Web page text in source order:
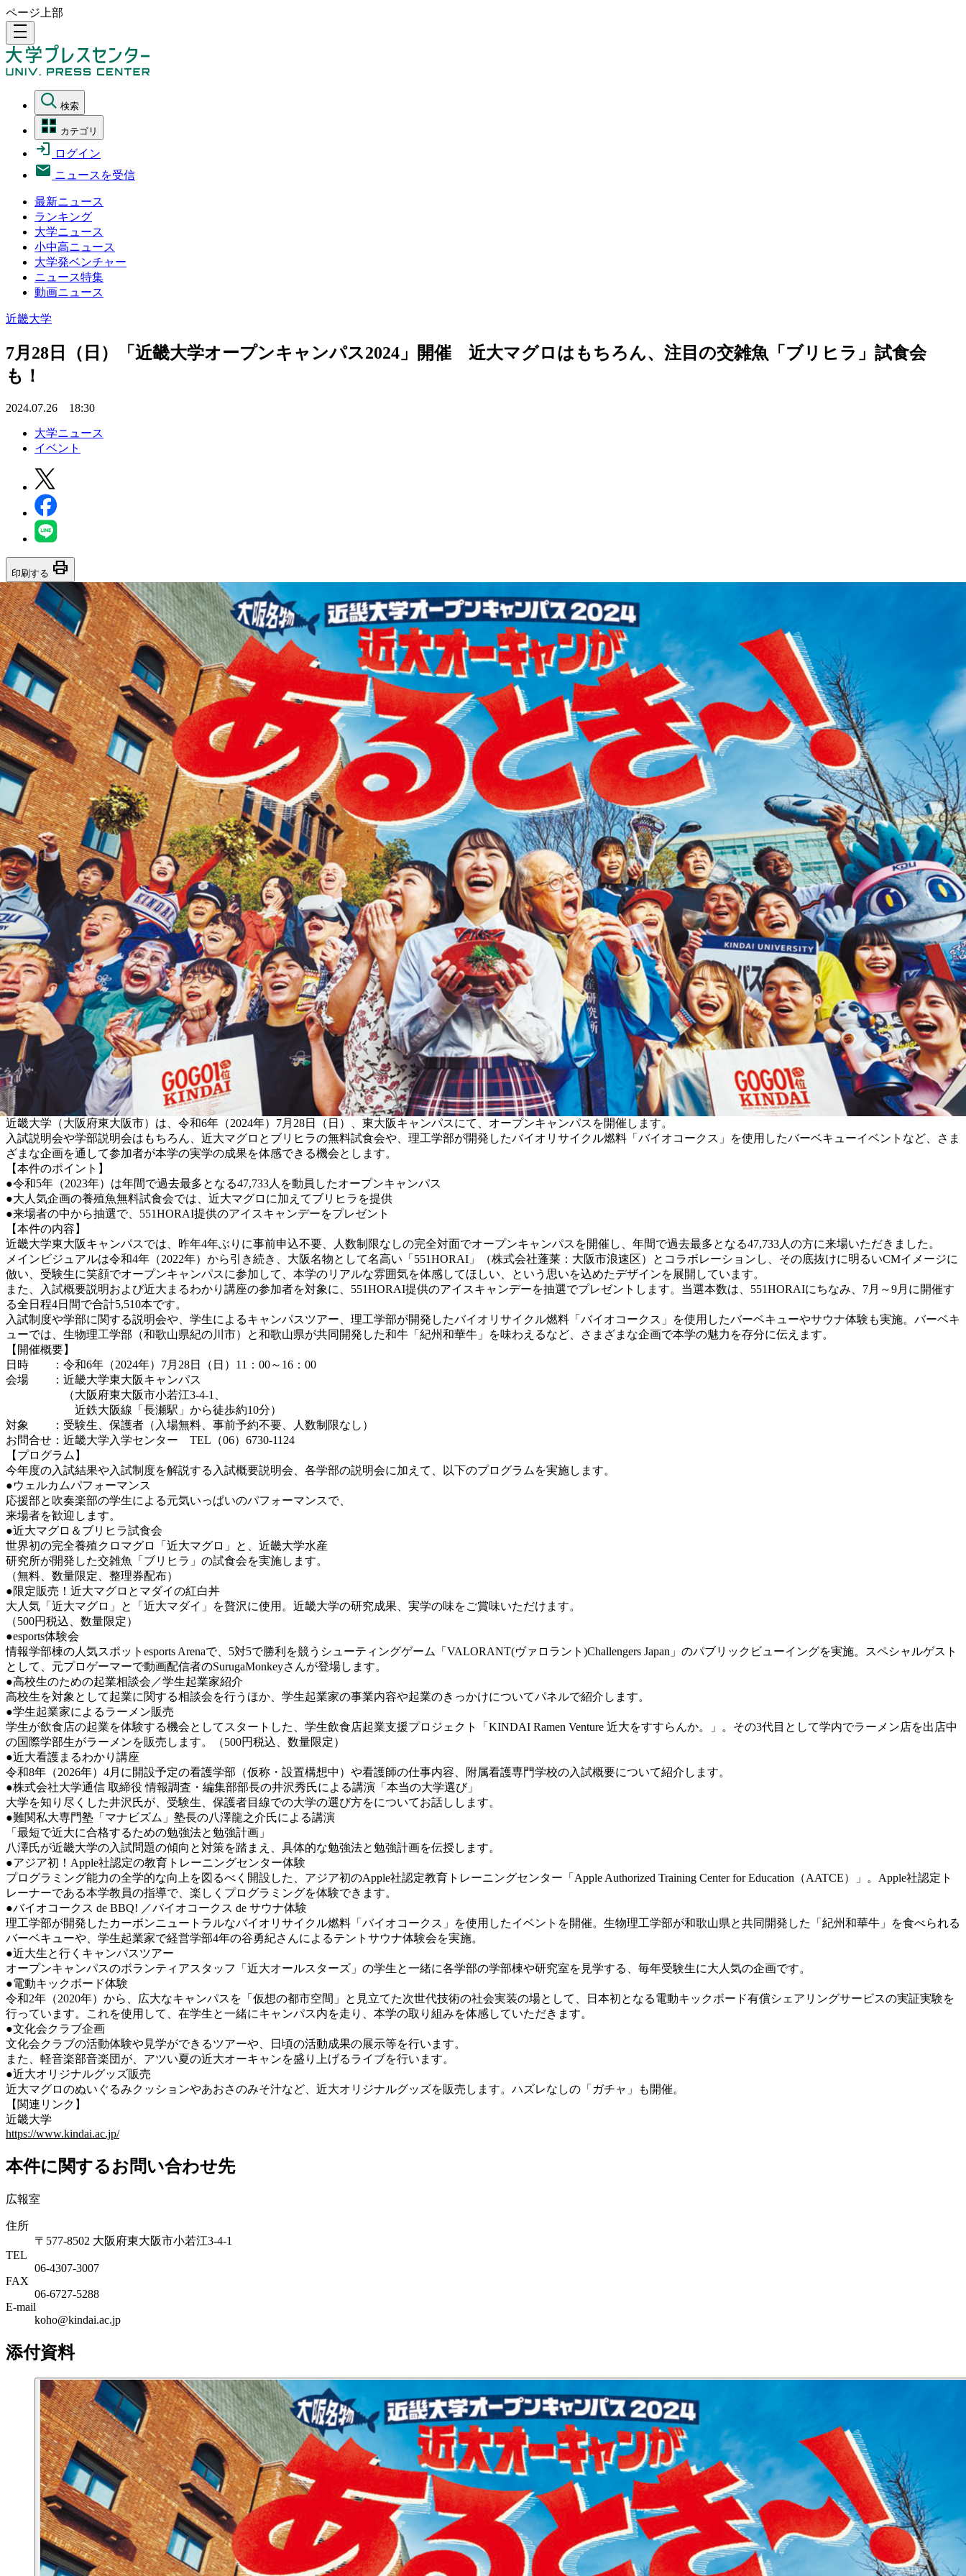
ページ上部
density_medium
検索
カテゴリ
ログイン
ニュースを受信
最新ニュース
ランキング
大学ニュース
小中高ニュース
大学発ベンチャー
ニュース特集
動画ニュース
近畿大学
7月28日（日）「近畿大学オープンキャンパス2024」開催 近大マグロはもちろん、注目の交雑魚「ブリヒラ」試食会
も！
2024.07.26 18:30
大学ニュース
イベント
印刷する print
近畿大学（大阪府東大阪市）は、令和6年（2024年）7月28日（日）、東大阪キャンパスにて、オープンキャンパスを開催します。
入試説明会や学部説明会はもちろん、近大マグロとブリヒラの無料試食会や、理工学部が開発したバイオリサイクル燃料「バイオコークス」を使用したバーベキューイベントなど、さま
ざまな企画を通して参加者が本学の実学の成果を体感できる機会とします。
【本件のポイント】
●令和5年（2023年）は年間で過去最多となる47,733人を動員したオープンキャンパス
●大人気企画の養殖魚無料試食会では、近大マグロに加えてブリヒラを提供
●来場者の中から抽選で、551HORAI提供のアイスキャンデーをプレゼント
【本件の内容】
近畿大学東大阪キャンパスでは、昨年4年ぶりに事前申込不要、人数制限なしの完全対面でオープンキャンパスを開催し、年間で過去最多となる47,733人の方に来場いただきました。
メインビジュアルは令和4年（2022年）から引き続き、大阪名物として名高い「551HORAI」（株式会社蓬莱：大阪市浪速区）とコラボレーションし、その底抜けに明るいCMイメージに
倣い、受験生に笑顔でオープンキャンパスに参加して、本学のリアルな雰囲気を体感してほしい、という思いを込めたデザインを展開しています。
また、入試概要説明および近大まるわかり講座の参加者を対象に、551HORAI提供のアイスキャンデーを抽選でプレゼントします。当選本数は、551HORAIにちなみ、7月～9月に開催す
る全日程4日間で合計5,510本です。
入試制度や学部に関する説明会や、学生によるキャンパスツアー、理工学部が開発したバイオリサイクル燃料「バイオコークス」を使用したバーベキューやサウナ体験も実施。バーベキ
ューでは、生物理工学部（和歌山県紀の川市）と和歌山県が共同開発した和牛「紀州和華牛」を味わえるなど、さまざまな企画で本学の魅力を存分に伝えます。
【開催概要】
日時 ：令和6年（2024年）7月28日（日）11：00～16：00
会場 ：近畿大学東大阪キャンパス
（大阪府東大阪市小若江3-4-1、
近鉄大阪線「長瀬駅」から徒歩約10分）
対象 ：受験生、保護者（入場無料、事前予約不要、人数制限なし）
お問合せ：近畿大学入学センター TEL（06）6730-1124
【プログラム】
今年度の⼊試結果や⼊試制度を解説する入試概要説明会、各学部の説明会に加えて、以下のプログラムを実施します。
●ウェルカムパフォーマンス
応援部と吹奏楽部の学生による元気いっぱいのパフォーマンスで、
来場者を歓迎します。
●近大マグロ＆ブリヒラ試食会
世界初の完全養殖クロマグロ「近大マグロ」と、近畿大学水産
研究所が開発した交雑魚「ブリヒラ」の試食会を実施します。
（無料、数量限定、整理券配布）
●限定販売！近大マグロとマダイの紅白丼
大人気「近大マグロ」と「近大マダイ」を贅沢に使用。近畿大学の研究成果、実学の味をご賞味いただけます。
（500円税込、数量限定）
●esports体験会
情報学部棟の人気スポットesports Arenaで、5対5で勝利を競うシューティングゲーム「VALORANT(ヴァロラント)Challengers Japan」のパブリックビューイングを実施。スペシャルゲスト
として、元プロゲーマーで動画配信者のSurugaMonkeyさんが登場します。
●高校生のための起業相談会／学生起業家紹介
高校生を対象として起業に関する相談会を行うほか、学生起業家の事業内容や起業のきっかけについてパネルで紹介します。
●学生起業家によるラーメン販売
学生が飲食店の起業を体験する機会としてスタートした、学生飲食店起業支援プロジェクト「KINDAI Ramen Venture 近大をすすらんか。」。その3代目として学内でラーメン店を出店中
の国際学部生がラーメンを販売します。（500円税込、数量限定）
●近大看護まるわかり講座
令和8年（2026年）4月に開設予定の看護学部（仮称・設置構想中）や看護師の仕事内容、附属看護専門学校の入試概要について紹介します。
●株式会社大学通信 取締役 情報調査・編集部部長の井沢秀氏による講演「本当の大学選び」
大学を知り尽くした井沢氏が、受験生、保護者目線での大学の選び方をについてお話しします。
●難関私大専門塾「マナビズム」塾長の八澤龍之介氏による講演
「最短で近大に合格するための勉強法と勉強計画」
八澤氏が近畿大学の入試問題の傾向と対策を踏まえ、具体的な勉強法と勉強計画を伝授します。
●アジア初！Apple社認定の教育トレーニングセンター体験
プログラミング能力の全学的な向上を図るべく開設した、アジア初のApple社認定教育トレーニングセンター「Apple Authorized Training Center for Education（AATCE）」。Apple社認定ト
レーナーである本学教員の指導で、楽しくプログラミングを体験できます。
●バイオコークス de BBQ! ／バイオコークス de サウナ体験
理工学部が開発したカーボンニュートラルなバイオリサイクル燃料「バイオコークス」を使用したイベントを開催。生物理工学部が和歌山県と共同開発した「紀州和華牛」を食べられる
バーベキューや、学生起業家で経営学部4年の谷勇紀さんによるテントサウナ体験会を実施。
●近大生と行くキャンパスツアー
オープンキャンパスのボランティアスタッフ「近大オールスターズ」の学生と一緒に各学部の学部棟や研究室を見学する、毎年受験生に大人気の企画です。
●電動キックボード体験
令和2年（2020年）から、広大なキャンパスを「仮想の都市空間」と見立てた次世代技術の社会実装の場として、日本初となる電動キックボード有償シェアリングサービスの実証実験を
行っています。これを使用して、在学生と一緒にキャンパス内を走り、本学の取り組みを体感していただきます。
●文化会クラブ企画
文化会クラブの活動体験や見学ができるツアーや、日頃の活動成果の展示等を行います。
また、軽音楽部音楽団が、アツい夏の近大オーキャンを盛り上げるライブを行います。
●近大オリジナルグッズ販売
近大マグロのぬいぐるみクッションやあおさのみそ汁など、近大オリジナルグッズを販売します。ハズレなしの「ガチャ」も開催。
【関連リンク】
近畿大学
https://www.kindai.ac.jp/
本件に関するお問い合わせ先
広報室
住所
〒577-8502 大阪府東大阪市小若江3-4-1
TEL
06‐4307‐3007
FAX
06‐6727‐5288
E-mail
koho@kindai.ac.jp
添付資料